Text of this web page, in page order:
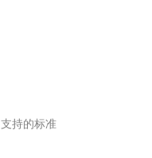
支持的标准